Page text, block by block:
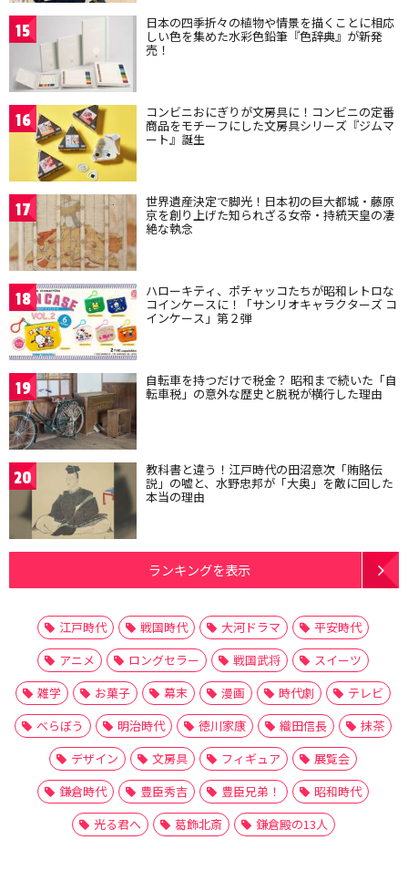
15 日本の四季折々の植物や情景を描くことに相応
しい色を集めた水彩色鉛筆『色辞典』が新発
売！
16 コンビニおにぎりが文房具に！コンビニの定番
商品をモチーフにした文房具シリーズ『ジムマ
ート』誕生
17 世界遺産決定で脚光！日本初の巨大都城・藤原
京を創り上げた知られざる女帝・持統天皇の凄
絶な執念
18 ハローキティ、ポチャッコたちが昭和レトロな
コインケースに！「サンリオキャラクターズ コ
インケース」第２弾
19 自転車を持つだけで税金？ 昭和まで続いた「自
転車税」の意外な歴史と脱税が横行した理由
20 教科書と違う！江戸時代の田沼意次「賄賂伝
説」の嘘と、水野忠邦が「大奥」を敵に回した
本当の理由
ランキングを表示
江戸時代 戦国時代 大河ドラマ
平安時代
アニメ
ロングセラー 戦国武将
スイーツ
雑学
お菓子 幕末 漫画 時代劇
テレビ
べらぼう
明治時代 徳川家康 織田信長
抹茶
デザイン
文房具 フィギュア
展覧会
鎌倉時代
豊臣秀吉 豊臣兄弟！
昭和時代
光る君へ
葛飾北斎 鎌倉殿の13人